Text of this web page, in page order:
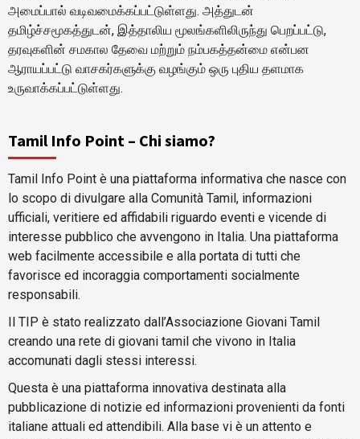
அமைப்பால் வடிவமைக்கப்பட்டுள்ளது. அத்துடன்
தமிழ்ச்சமூகத்துடன், இத்தாலிய மூலங்களிலிருந்து பெறப்பட்டு,
தரவுகளின் சமகால தேவை மற்றும் நம்பகத்தன்மை என்பன
ஆராயப்பட்டு வாசகர்களுக்கு வழங்கும் ஒரு புதிய தளமாக
உருவாக்கப்பட்டுள்ளது.
Tamil Info Point – Chi siamo?
Tamil Info Point è una piattaforma informativa che nasce con
lo scopo di divulgare alla Comunità Tamil, informazioni
ufficiali, veritiere ed affidabili riguardo eventi e vicende di
interesse pubblico che avvengono in Italia. Una piattaforma
web facilmente accessibile e alla portata di tutti che
favorisce ed incoraggia comportamenti socialmente
responsabili.
Il TIP è stato realizzato dall’Associazione Giovani Tamil
creando una rete di giovani tamil che vivono in Italia
accomunati dagli stessi interessi.
Questa è una piattaforma innovativa destinata alla
pubblicazione di notizie ed informazioni provenienti da fonti
italiane attuali ed attendibili. Alla base vi è un attento e